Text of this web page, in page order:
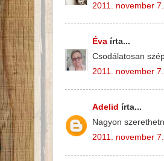
2011. november
Éva írta...
Csodálatosan
2011. november
Adelid írta...
Nagyon
2011. november